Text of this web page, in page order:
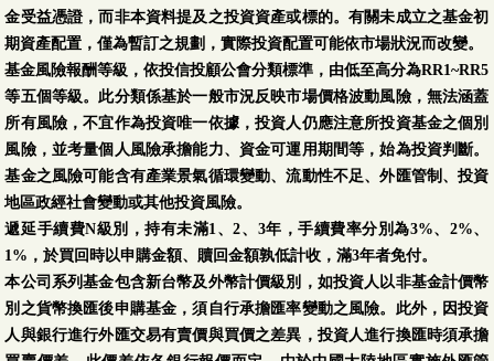
金受益憑證，而非本資料提及之投資資產或標的。有關未成立之基金初
期資產配置，僅為暫訂之規劃，實際投資配置可能依市場狀況而改變。
基金風險報酬等級，依投信投顧公會分類標準，由低至高分為RR1~RR5
等五個等級。此分類係基於一般市況反映市場價格波動風險，無法涵蓋
所有風險，不宜作為投資唯一依據，投資人仍應注意所投資基金之個別
風險，並考量個人風險承擔能力、資金可運用期間等，始為投資判斷。
基金之風險可能含有產業景氣循環變動、流動性不足、外匯管制、投資
地區政經社會變動或其他投資風險。
遞延手續費N級別，持有未滿1、2、3年，手續費率分別為3%、2%、
1%，於買回時以申購金額、贖回金額孰低計收，滿3年者免付。
本公司系列基金包含新台幣及外幣計價級別，如投資人以非基金計價幣
別之貨幣換匯後申購基金，須自行承擔匯率變動之風險。此外，因投資
人與銀行進行外匯交易有賣價與買價之差異，投資人進行換匯時須承擔